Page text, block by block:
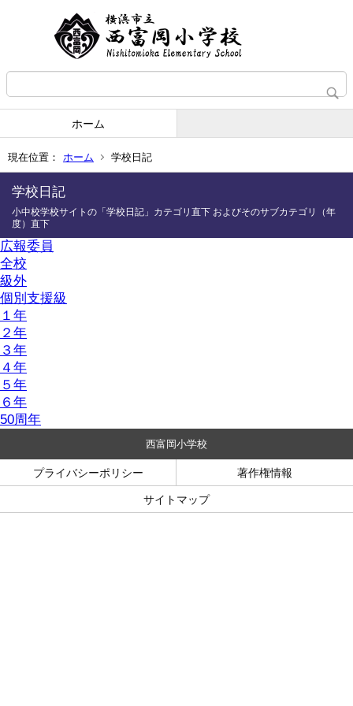
ホーム
現在位置： ホーム 学校日記
学校日記
小中校学校サイトの「学校日記」カテゴリ直下 およびそのサブカテゴリ（年
度）直下
広報委員
全校
級外
個別支援級
１年
２年
３年
４年
５年
６年
50周年
西富岡小学校
プライバシーポリシー 著作権情報
サイトマップ